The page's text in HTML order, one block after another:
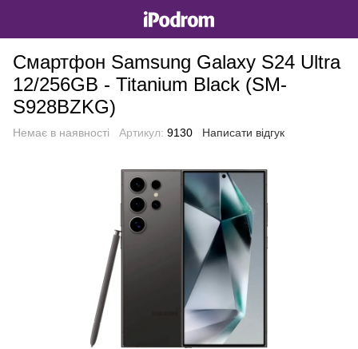
Смартфон Samsung Galaxy S24 Ultra
12/256GB - Titanium Black (SM-
S928BZKG)
Немає в наявності Артикул: 9130 Написати відгук